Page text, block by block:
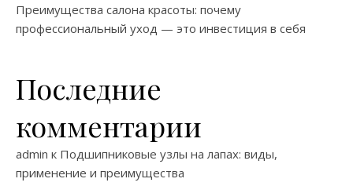
Преимущества салона красоты: почему
профессиональный уход — это инвестиция в себя
Последние
комментарии
admin к Подшипниковые узлы на лапах: виды,
применение и преимущества